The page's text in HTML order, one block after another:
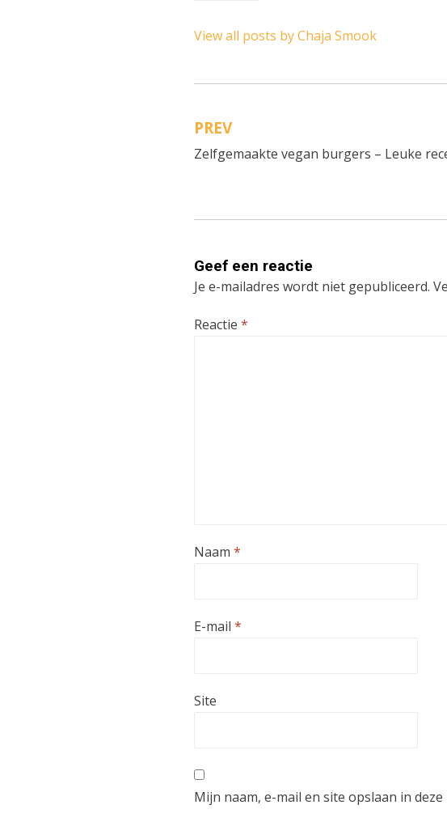
View all posts by Chaja Smook
Bericht
navigatie
PREV
Zelfgemaakte vegan burgers – Leuke
Geef een reactie
Je e-mailadres wordt niet gepubliceerd.
Reactie *
Naam *
E-mail *
Site
Mijn naam, e-mail en site opslaan in